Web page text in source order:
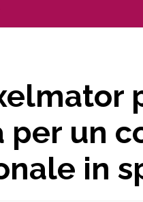
per un
in